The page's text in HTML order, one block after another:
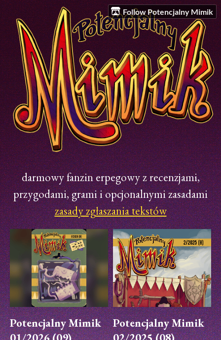
Follow Potencjalny Mimik
darmowy fanzin erpegowy z recenzjami,
przygodami, grami i opcjonalnymi zasadami
zasady zgłaszania tekstów
Potencjalny Mimik
Potencjalny Mimik